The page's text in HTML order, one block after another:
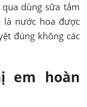
dùng sữa tắm
là nước hoa được
đúng không các
em hoàn